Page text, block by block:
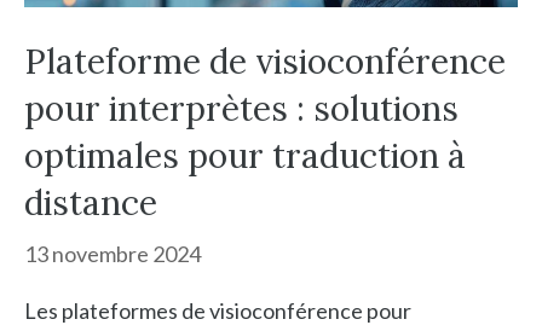
Plateforme de visioconférence
pour interprètes : solutions
optimales pour traduction à
distance
13 novembre 2024
Les plateformes de visioconférence pour